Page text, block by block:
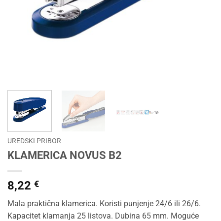
UREDSKI PRIBOR
KLAMERICA NOVUS B2
8,22 €
Mala praktična klamerica. Koristi punjenje 24/6 ili 26/6.
Kapacitet klamanja 25 listova. Dubina 65 mm. Moguće